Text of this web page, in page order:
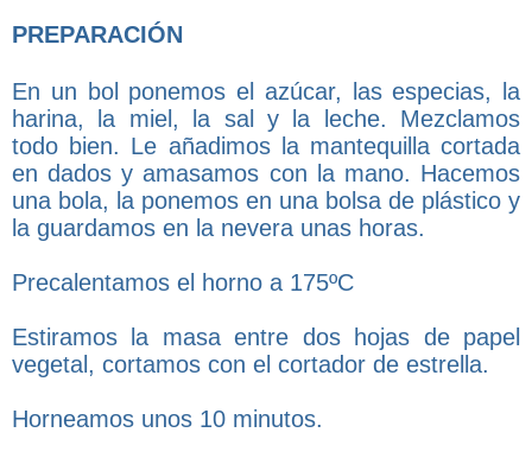
PREPARACIÓN
En un bol ponemos el azúcar, las especias, la
harina, la miel, la sal y la leche. Mezclamos
todo bien. Le añadimos la mantequilla cortada
en dados y amasamos con la mano. Hacemos
una bola, la ponemos en una bolsa de plástico y
la guardamos en la nevera unas horas.
Precalentamos el horno a 175ºC
Estiramos la masa entre dos hojas de papel
vegetal, cortamos con el cortador de estrella.
Horneamos unos 10 minutos.